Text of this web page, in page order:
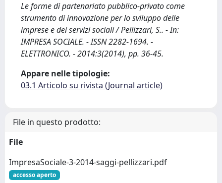
Le forme di partenariato pubblico-privato come
strumento di innovazione per lo sviluppo delle
imprese e dei servizi sociali / Pellizzari, S.. - In:
IMPRESA SOCIALE. - ISSN 2282-1694. -
ELETTRONICO. - 2014:3(2014), pp. 36-45.
Appare nelle tipologie:
03.1 Articolo su rivista (Journal article)
File in questo prodotto:
File
ImpresaSociale-3-2014-saggi-pellizzari.pdf
accesso aperto